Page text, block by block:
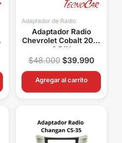
Adaptador de Radio
Adaptador Radio
Chevrolet Cobalt 2016
2 DIN
$48.000 $39.990
Agregar al carrito